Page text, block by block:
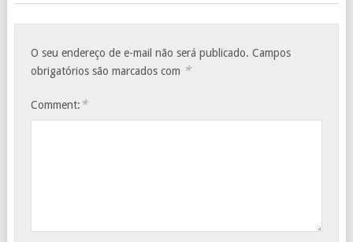
O seu endereço de e-mail não será publicado. Campos
obrigatórios são marcados com *
Comment: *